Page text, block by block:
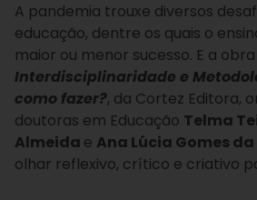
A pandemia trouxe diversos
educação, dentre os quais o
maior ou menor sucesso. E a obra
Interdisciplinaridade e
como fazer?, da Cortez Editora,
doutoras em Educação Telma
Almeida e Ana Lúcia Gomes
olhar reflexivo, crítico e criativo